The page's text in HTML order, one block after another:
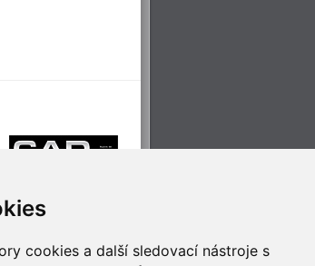
cookies a další sledovací nástroje s